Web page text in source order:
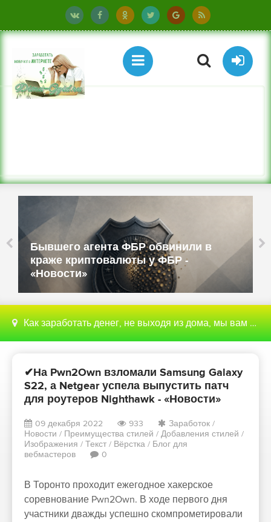
Бюджетные ТВ-приставки имитируют
смартфоны и работают как прокси -
«Новости»
Как заработать денег, не выходя из дома, мы вам поможем с этим разобраться
✔На Pwn2Own взломали Samsung Galaxy
S22, а Netgear успела выпустить патч
для роутеров Nighthawk - «Новости»
09 декабря 2022 933 Заработок /
Новости / Преимущества стилей / Добавления стилей /
Изображения / Текст / Вёрстка / Блог для
вебмастеров
0
В Торонто проходит ежегодное хакерское
соревнование Pwn2Own. В ходе первого дня
участники дважды успешно скомпрометировали